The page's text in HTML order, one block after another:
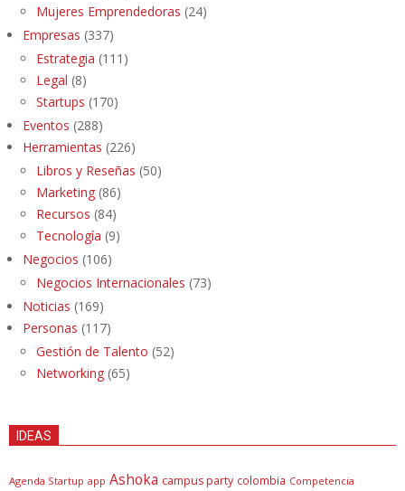
Mujeres Emprendedoras (24)
Empresas (337)
Estrategia (111)
Legal (8)
Startups (170)
Eventos (288)
Herramientas (226)
Libros y Reseñas (50)
Marketing (86)
Recursos (84)
Tecnología (9)
Negocios (106)
Negocios Internacionales (73)
Noticias (169)
Personas (117)
Gestión de Talento (52)
Networking (65)
IDEAS
Agenda Startup app Ashoka campus party colombia Competencia